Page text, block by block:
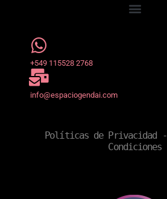
+549 115528 2768
info@espaciogendai.com
Políticas de Privacidad -
Condiciones